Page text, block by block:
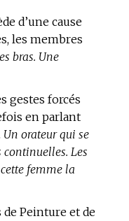
d’une cause
les membres
bras. Une
gestes forcés
en parlant
Un orateur qui se
Les
femme la
de Peinture et de